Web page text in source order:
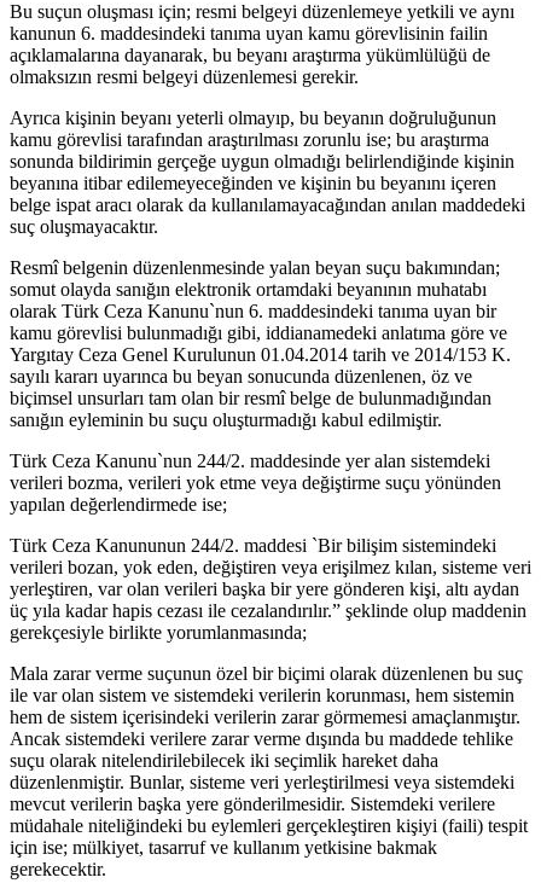
Bu suçun oluşması için; resmi belgeyi düzenlemeye yetkili ve aynı
kanunun 6. maddesindeki tanıma uyan kamu görevlisinin failin
açıklamalarına dayanarak, bu beyanı araştırma yükümlülüğü de
olmaksızın resmi belgeyi düzenlemesi gerekir.
Ayrıca kişinin beyanı yeterli olmayıp, bu beyanın doğruluğunun
kamu görevlisi tarafından araştırılması zorunlu ise; bu araştırma
sonunda bildirimin gerçeğe uygun olmadığı belirlendiğinde kişinin
beyanına itibar edilemeyeceğinden ve kişinin bu beyanını içeren
belge ispat aracı olarak da kullanılamayacağından anılan maddedeki
suç oluşmayacaktır.
Resmî belgenin düzenlenmesinde yalan beyan suçu bakımından;
somut olayda sanığın elektronik ortamdaki beyanının muhatabı
olarak Türk Ceza Kanunu`nun 6. maddesindeki tanıma uyan bir
kamu görevlisi bulunmadığı gibi, iddianamedeki anlatıma göre ve
Yargıtay Ceza Genel Kurulunun 01.04.2014 tarih ve 2014/153 K.
sayılı kararı uyarınca bu beyan sonucunda düzenlenen, öz ve
biçimsel unsurları tam olan bir resmî belge de bulunmadığından
sanığın eyleminin bu suçu oluşturmadığı kabul edilmiştir.
Türk Ceza Kanunu`nun 244/2. maddesinde yer alan sistemdeki
verileri bozma, verileri yok etme veya değiştirme suçu yönünden
yapılan değerlendirmede ise;
Türk Ceza Kanununun 244/2. maddesi `Bir bilişim sistemindeki
verileri bozan, yok eden, değiştiren veya erişilmez kılan, sisteme veri
yerleştiren, var olan verileri başka bir yere gönderen kişi, altı aydan
üç yıla kadar hapis cezası ile cezalandırılır.” şeklinde olup maddenin
gerekçesiyle birlikte yorumlanmasında;
Mala zarar verme suçunun özel bir biçimi olarak düzenlenen bu suç
ile var olan sistem ve sistemdeki verilerin korunması, hem sistemin
hem de sistem içerisindeki verilerin zarar görmemesi amaçlanmıştır.
Ancak sistemdeki verilere zarar verme dışında bu maddede tehlike
suçu olarak nitelendirilebilecek iki seçimlik hareket daha
düzenlenmiştir. Bunlar, sisteme veri yerleştirilmesi veya sistemdeki
mevcut verilerin başka yere gönderilmesidir. Sistemdeki verilere
müdahale niteliğindeki bu eylemleri gerçekleştiren kişiyi (faili) tespit
için ise; mülkiyet, tasarruf ve kullanım yetkisine bakmak
gerekecektir.